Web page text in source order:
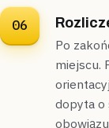
06
Po
miejscu.
dopyta o